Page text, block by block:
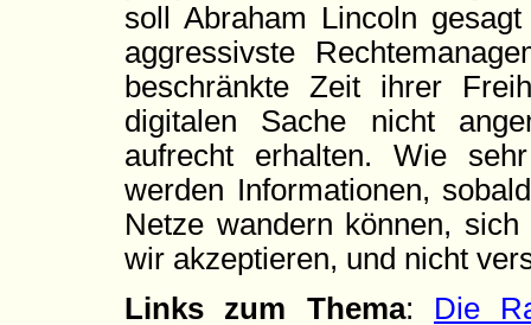
soll Abraham Lincoln
aggressivste
beschränkte Zeit ihrer
digitalen Sache nicht
aufrecht erhalten. Wie
werden Informationen,
Netze wandern können,
wir akzeptieren, und nicht
Links zum Thema: Die